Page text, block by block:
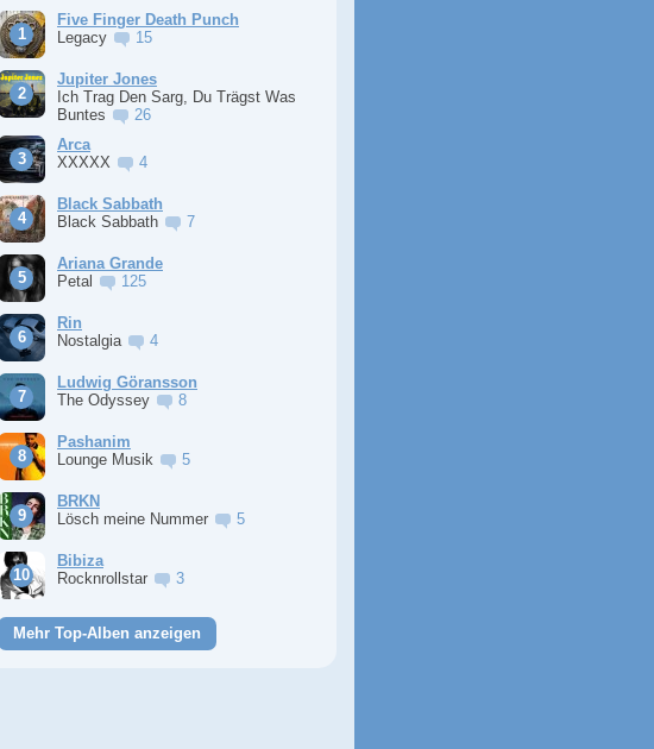
Five Finger Death Punch
Legacy
15
Jupiter Jones
Ich Trag Den Sarg, Du Trägst Was
Buntes
26
Arca
XXXXX
4
Black Sabbath
Black Sabbath
7
Ariana Grande
Petal
125
Rin
Nostalgia
4
Ludwig Göransson
The Odyssey
8
Pashanim
Lounge Musik
5
BRKN
Lösch meine Nummer
5
Bibiza
Rocknrollstar
3
Mehr Top-Alben anzeigen